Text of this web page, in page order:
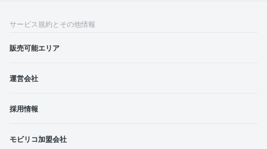
サービス規約とその他情報
販売可能エリア
運営会社
採用情報
モビリコ加盟会社